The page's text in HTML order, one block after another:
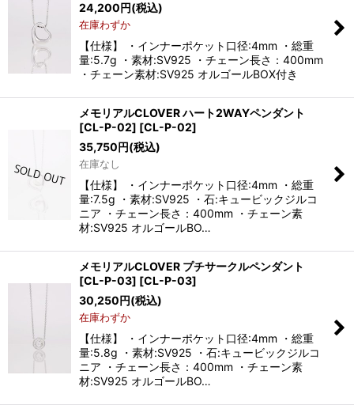
24,200円(税込)
在庫わずか
【仕様】 ・インナーポケット口径:4mm ・総重
量:5.7g ・素材:SV925 ・チェーン長さ：400mm
・チェーン素材:SV925 オルゴールBOX付き
メモリアルCLOVER ハート2WAYペンダント
[CL-P-02] [CL-P-02]
35,750円(税込)
在庫なし
【仕様】 ・インナーポケット口径:4mm ・総重
量:7.5g ・素材:SV925 ・石:キュービックジルコ
ニア ・チェーン長さ：400mm ・チェーン素
材:SV925 オルゴールBO…
メモリアルCLOVER プチサークルペンダント
[CL-P-03] [CL-P-03]
30,250円(税込)
在庫わずか
【仕様】 ・インナーポケット口径:4mm ・総重
量:5.8g ・素材:SV925 ・石:キュービックジルコ
ニア ・チェーン長さ：400mm ・チェーン素
材:SV925 オルゴールBO…